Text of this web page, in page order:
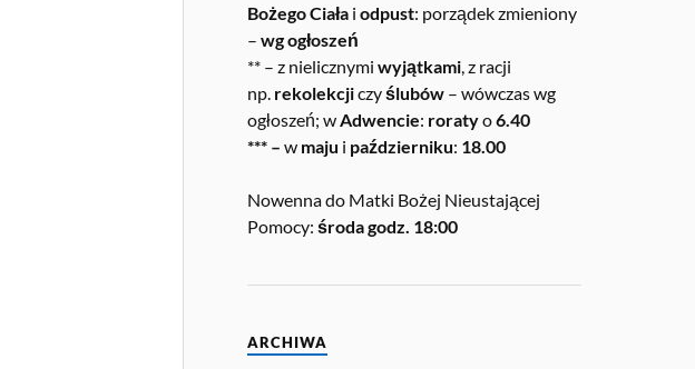
Bożego Ciała iodpust: porządek zmieniony
–wg ogłoszeń
** – z nielicznymiwyjątkami, z racji
np. rekolekcjiczyślubów – wówczas wg
ogłoszeń; wAdwencie: roratyo6.40
*** –w maju i październiku: 18.00
Nowenna do Matki Bożej Nieustającej
Pomocy:środa godz. 18:00
ARCHIWA